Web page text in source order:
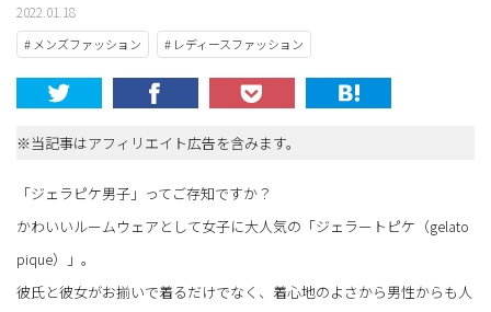
2022.01.18
# メンズファッション # レディースファッション
※当記事はアフィリエイト広告を含みます。
「ジェラピケ男子」ってご存知ですか？
かわいいルームウェアとして女子に大人気の「ジェラートピケ（gelato
pique）」。
彼氏と彼女がお揃いで着るだけでなく、着心地のよさから男性からも人